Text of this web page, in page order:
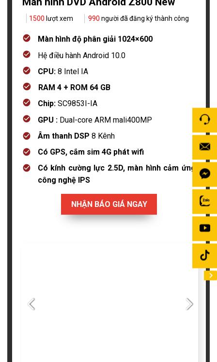
990 người đã đăng ký thành công
1500 lượt xem
NHẬN BÁO GIÁ NGAY
Màn hình độ phân giải 1024×600
Hệ điều hành Android 10.0
CPU:8 Intel IA
RAM 4 + ROM 64 GB
Chip: SC9853I-IA
GPU : Dual-core ARM mali400MP
Âm thanh DSP 8 Kênh
Có GPS, cắm sim 4G phát wifi
Có kính cường lực 2.5D, màn hình cảm ứng
công nghệ IPS